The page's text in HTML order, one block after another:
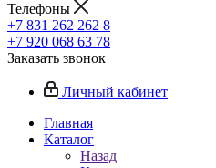
Телефоны
+7 831 262 262 8
+7 920 068 63 78
Заказать звонок
Личный кабинет
Главная
Каталог
Назад